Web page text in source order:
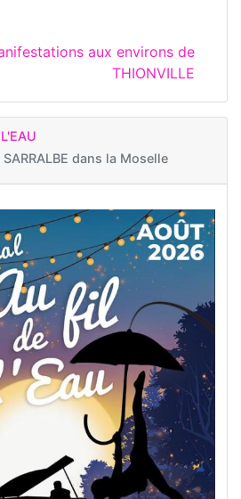
aux environs de
THIONVILLE
SARRALBE dans la Moselle